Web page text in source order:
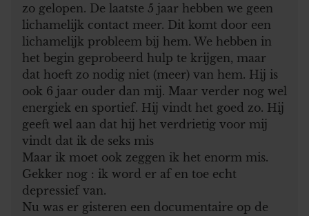
zo gelopen. De laatste 5 jaar hebben we geen
lichamelijk contact meer. Dit komt door een
lichamelijk probleem bij hem. We hebben in
het begin geprobeerd hulp te krijgen, maar
dat hoeft zo nodig niet (meer) van hem. Hij is
ook 6 jaar ouder dan mij. Maar verder nog wel
energiek en sportief. Hij vindt het goed zo. Hij
geeft wel aan dat hij het verdrietig voor mij
vindt dat ik de seks mis
Maar ik moet ook zeggen ik het enorm mis.
Gekker nog : ik word er af en toe echt
depressief van.
Nu was er gisteren een documentaire op de